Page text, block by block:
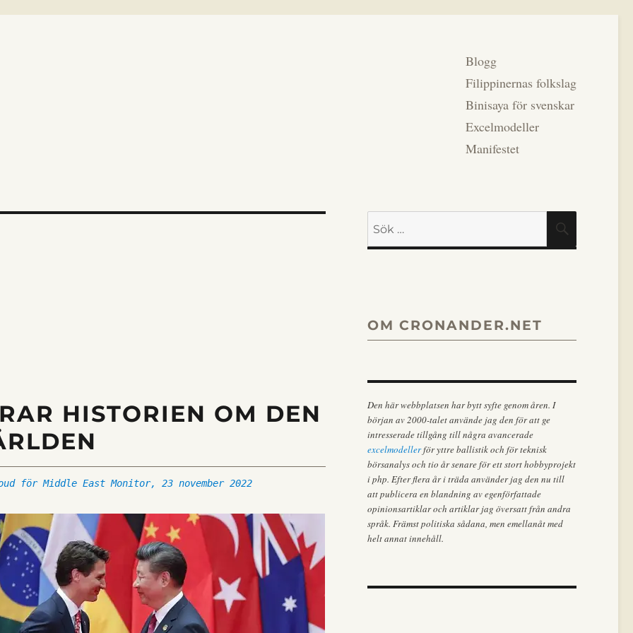
Blogg
Filippinernas folkslag
Binisaya för svenskar
Excelmodeller
Manifestet
HISTORIEN OM DEN
för Middle East Monitor, 23 november 2022
OM CRONANDER.NET
Den här webbplatsen har bytt syfte genom åren. I
början av 2000-talet använde jag den för att ge
intresserade tillgång till några avancerade
excelmodellerför yttre ballistik och för teknisk
börsanalys och tio år senare för ett stort hobbyprojekt
i php. Efter flera år i träda använder jag den nu till
att publicera en blandning av egenförfattade
opinionsartiklar och artiklar jag översatt från andra
språk. Främst politiska sådana, men emellanåt med
helt annat innehåll.